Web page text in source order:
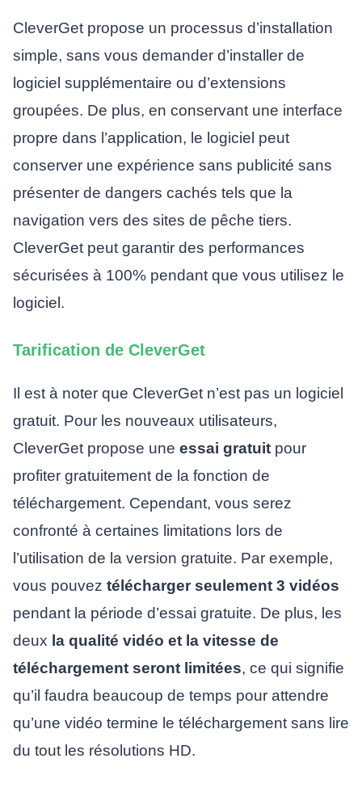
CleverGet propose un processus d’installation
simple, sans vous demander d’installer de
logiciel supplémentaire ou d’extensions
groupées. De plus, en conservant une interface
propre dans l’application, le logiciel peut
conserver une expérience sans publicité sans
présenter de dangers cachés tels que la
navigation vers des sites de pêche tiers.
CleverGet peut garantir des performances
sécurisées à 100% pendant que vous utilisez le
logiciel.
Tarification de CleverGet
Il est à noter que CleverGet n’est pas un logiciel
gratuit. Pour les nouveaux utilisateurs,
CleverGet propose une essai gratuitpour
profiter gratuitement de la fonction de
téléchargement. Cependant, vous serez
confronté à certaines limitations lors de
l’utilisation de la version gratuite. Par exemple,
vous pouvez télécharger seulement 3 vidéos
pendant la période d’essai gratuite. De plus, les
deux la qualité vidéo et la vitesse de
téléchargement seront limitées, ce qui signifie
qu’il faudra beaucoup de temps pour attendre
qu’une vidéo termine le téléchargement sans lire
du tout les résolutions HD.